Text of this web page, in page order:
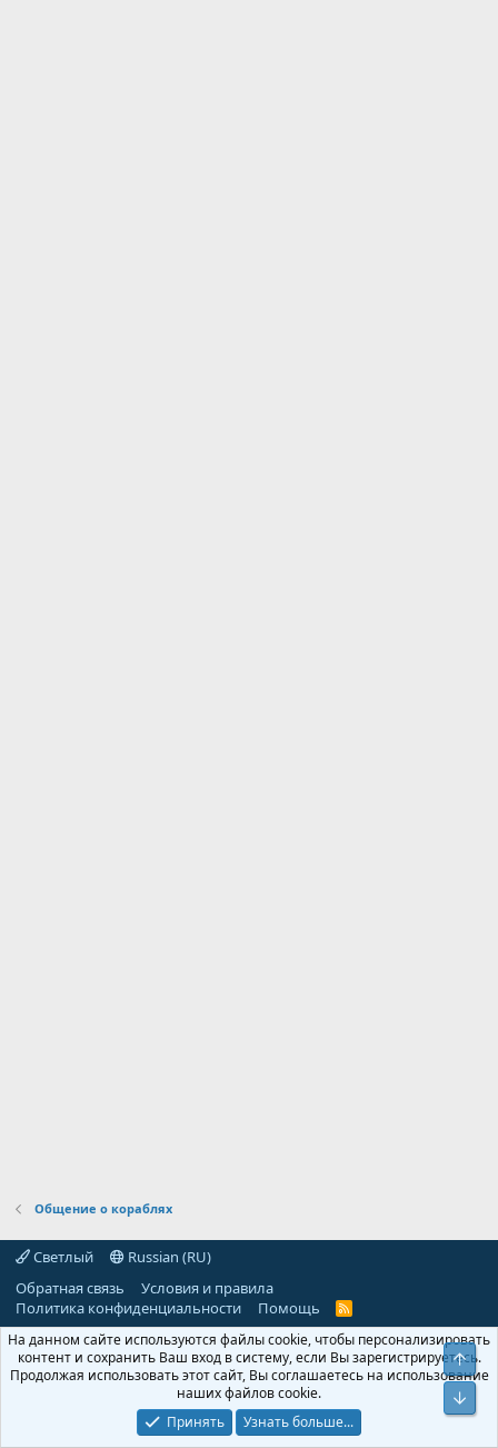
Общение о кораблях
Светлый
Russian (RU)
Обратная связь
Условия и правила
Политика конфиденциальности
Помощь
R
S
На данном сайте используются файлы cookie, чтобы персонализировать
контент и сохранить Ваш вход в систему, если Вы зарегистрируетесь.
Продолжая использовать этот сайт, Вы соглашаетесь на использование
наших файлов cookie.
Принять
Узнать больше...